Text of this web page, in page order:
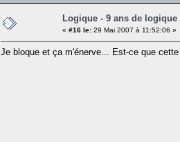
Logique - 9 ans de logique
« #16 le: 29 Mai 2007 à 11:52:06 »
Je bloque et ça m'énerve... Est-ce que